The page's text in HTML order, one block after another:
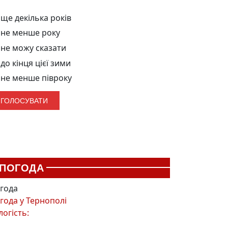
ще декілька років
не менше року
не можу сказати
до кінця цієї зими
не менше півроку
ПОГОДА
уТернополі